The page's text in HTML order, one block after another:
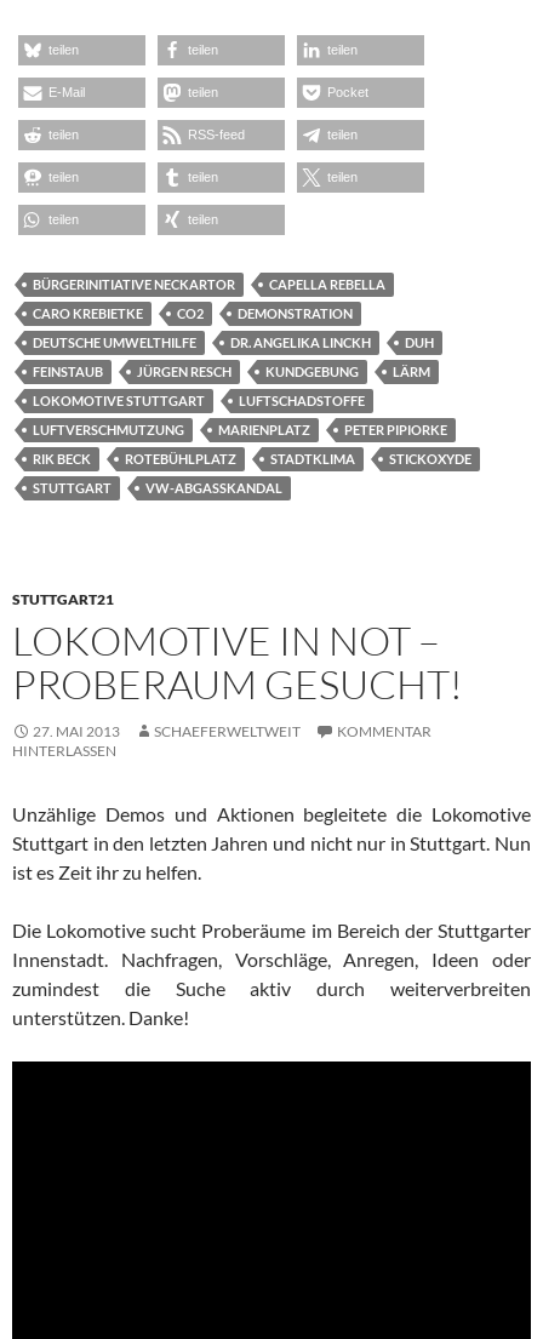
teilen teilen teilen
E-Mail teilen Pocket
teilen RSS-feed teilen
teilen teilen teilen
teilen teilen
BÜRGERINITIATIVE NECKARTOR
CAPELLA REBELLA
CARO KREBIETKE
CO2
DEMONSTRATION
DEUTSCHE UMWELTHILFE
DR. ANGELIKA LINCKH
DUH
FEINSTAUB
JÜRGEN RESCH KUNDGEBUNG
LÄRM
LOKOMOTIVE STUTTGART
LUFTSCHADSTOFFE
LUFTVERSCHMUTZUNG
MARIENPLATZ
PETER PIPIORKE
RIK BECK
ROTEBÜHLPLATZ STADTKLIMA
STICKOXYDE
STUTTGART
VW-ABGASSKANDAL
STUTTGART21
LOKOMOTIVE IN NOT –
PROBERAUM GESUCHT!
27. MAI 2013 SCHAEFERWELTWEIT
KOMMENTAR
HINTERLASSEN
Unzählige Demos und Aktionen begleitete die Lokomotive
Stuttgart in den letzten Jahren und nicht nur in Stuttgart. Nun
ist es Zeit ihr zu helfen.
Die Lokomotive sucht Proberäume im Bereich der Stuttgarter
Innenstadt. Nachfragen, Vorschläge, Anregen, Ideen oder
zumindest die Suche aktiv durch weiterverbreiten
unterstützen. Danke!